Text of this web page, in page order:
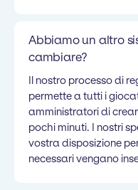
Abbiamo un altro
cambiare?
Il nostro processo di
permette a tutti i
amministratori di
pochi minuti. I nostri
vostra disposizione
necessari vengano